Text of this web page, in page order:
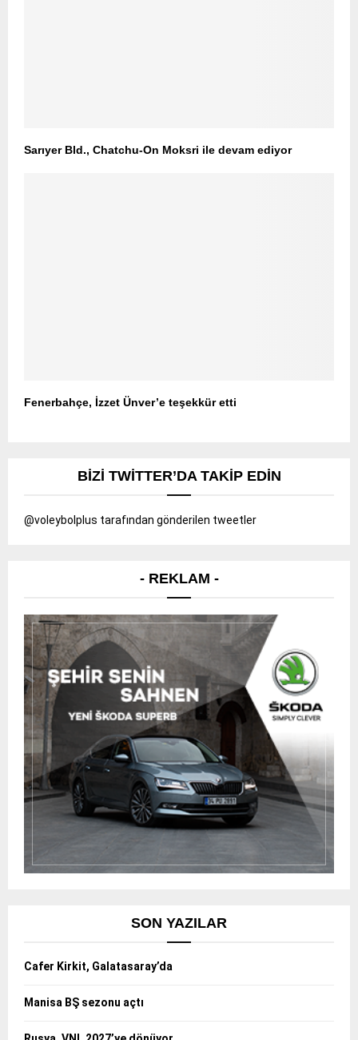
Sarıyer Bld., Chatchu-On Moksri ile devam ediyor
Fenerbahçe, İzzet Ünver’e teşekkür etti
BIZI TWITTER’DA TAKIP EDIN
@voleybolplus tarafından gönderilen tweetler
- REKLAM -
SON YAZILAR
Cafer Kirkit, Galatasaray’da
Manisa BŞ sezonu açtı